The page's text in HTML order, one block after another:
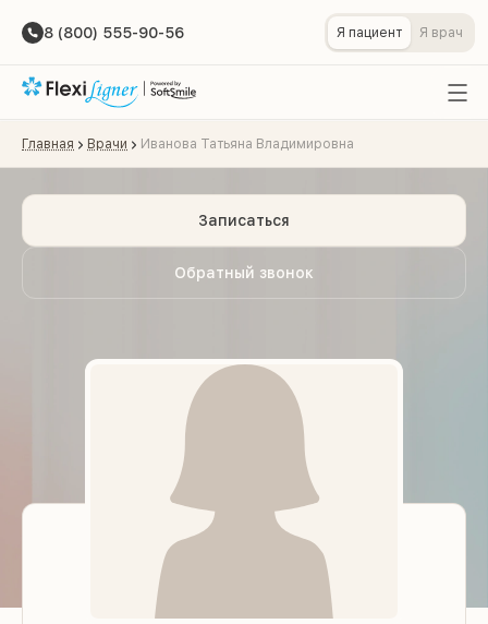
8 (800) 555-90-56 Я пациент Я врач
Главная Врачи Иванова Татьяна Владимировна
Обратный звонок
Записаться